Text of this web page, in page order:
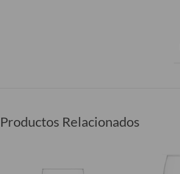
Productos Relacionados